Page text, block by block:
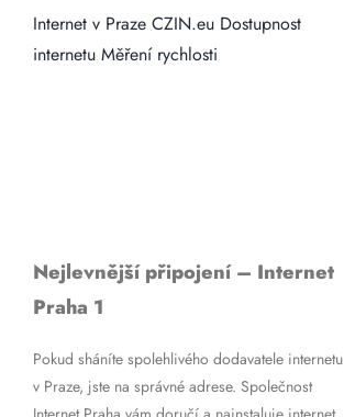
Internet v Praze CZIN.eu Dostupnost
internetu Měření rychlosti
Nejlevnější připojení – Internet
Praha 1
Pokud sháníte spolehlivého dodavatele internetu
v Praze, jste na správné adrese. Společnost